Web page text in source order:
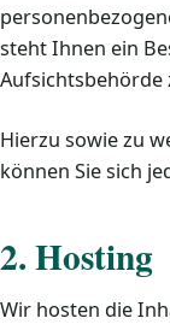
steht Ihnen ein
Aufsichtsbehörde
Hierzu sowie zu
können Sie sich
2. Hosting
Wir hosten die